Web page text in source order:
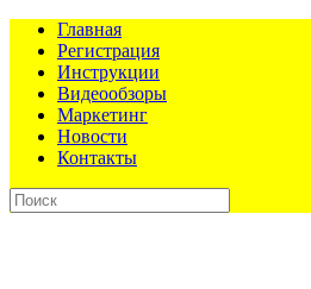
Главная
Регистрация
Инструкции
Видеообзоры
Маркетинг
Новости
Контакты